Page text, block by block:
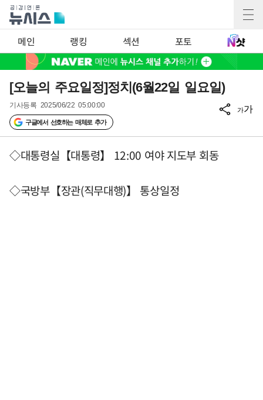
메인 랭킹 섹션 포토
[오늘의 주요일정]정치(6월22일 일요일)
기사등록 2025/06/22 05:00:00
구글에서 선호하는 매체로 추가
가가
◇대통령실【대통령】 12:00 여야 지도부 회동
◇국방부【장관(직무대행)】 통상일정